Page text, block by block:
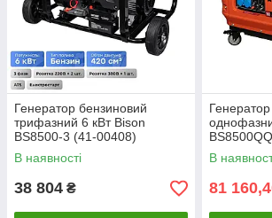
Генератор бензиновий
трифазний 6 кВт Bison
BS8500-3 (41-00408)
В наявності
38 804 ₴
В
81